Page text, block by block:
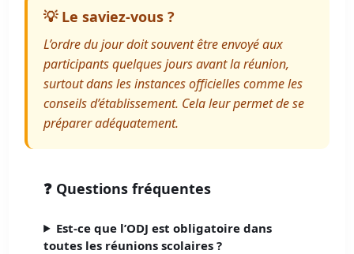
💡 Le saviez-vous ?
L’ordre du jour doit souvent être envoyé aux
participants quelques jours avant la réunion,
surtout dans les instances officielles comme les
conseils d’établissement. Cela leur permet de se
préparer adéquatement.
❓ Questions fréquentes
Est-ce que l’ODJ est obligatoire dans
toutes les réunions scolaires ?